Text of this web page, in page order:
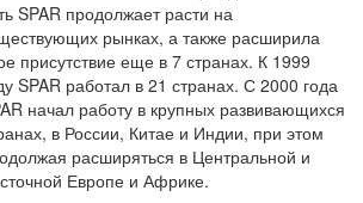
SPAR продолжает расти на
рынках, а также расширила
присутствие еще в 7 странах. К 1999
SPAR работал в 21 странах. С 2000 года
начал работу в крупных развивающихся
в России, Китае и Индии, при этом
расширяться в Центральной и
Европе и Африке.